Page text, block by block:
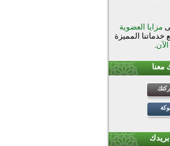
مزايا العضوية
خدماتنا المميزة
.
معنا